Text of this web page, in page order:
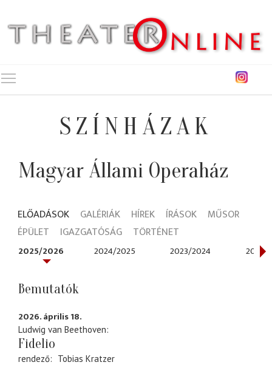
SZÍNHÁZAK
Magyar Állami Operaház
ELŐADÁSOK GALÉRIÁK HÍREK ÍRÁSOK
MŰSOR
ÉPÜLET
IGAZGATÓSÁG TÖRTÉNET
2025/2026 2024/2025 2023/2024 2022/
Bemutatók
2026. április 18.
Ludwig van Beethoven
Fidelio
rendező Tobias Kratzer